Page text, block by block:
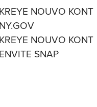
KREYE NOUVO KONT
NY.GOV
KREYE NOUVO KONT
ENVITE SNAP